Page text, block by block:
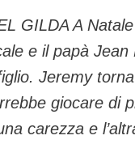
GILDA A
e il papà
Jeremy
giocare di
carezza e